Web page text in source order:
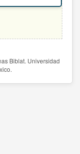
Biblat. Universidad